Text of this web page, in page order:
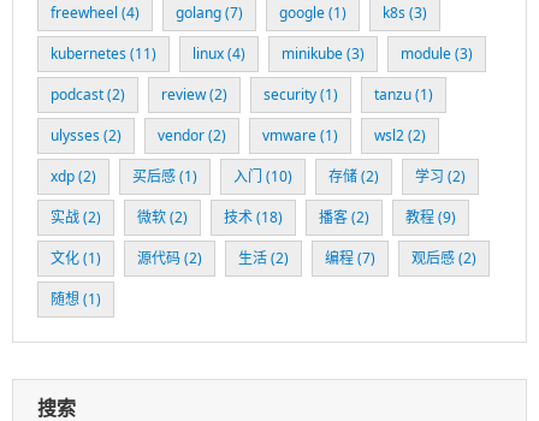
freewheel (4) golang(7) google(1) k8s(3)
kubernetes(11) linux(4) minikube(3) module(3)
podcast(2) review(2) security(1) tanzu(1)
ulysses(2) vendor(2) vmware(1) wsl2(2)
xdp(2) 买后感(1) 入门 (10) 存储(2) 学习 (2)
实战(2) 微软(2) 技术(18) 播客(2) 教程(9)
文化(1) 源代码(2) 生活(2) 编程(7) 观后感(2)
随想(1)
搜索